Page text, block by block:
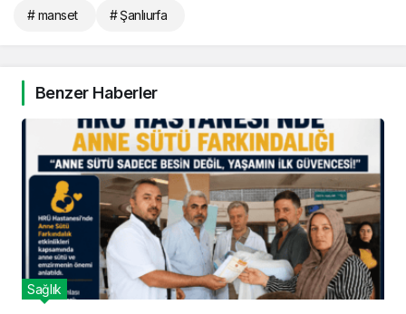
# manset # Şanlıurfa
Benzer Haberler
Sağlık